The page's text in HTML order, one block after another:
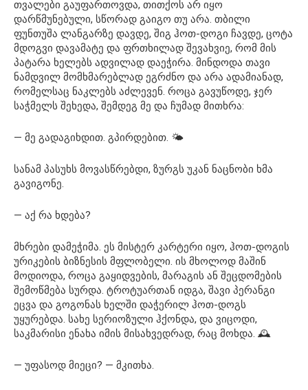
თვალები გაუფართოვდა, თითქოს არ იყო
დარწმუნებული, სწორად გაიგო თუ არა. თბილი
ფუნთუშა ლანგარზე დავდე, შიგ ჰოთ-დოგი ჩავდე, ცოტა
მდოგვი დავამატე და ფრთხილად შევახვიე, რომ მის
პატარა ხელებს ადვილად დაეჭირა. მინდოდა თავი
ნამდვილ მომხმარებლად ეგრძნო და არა ადამიანად,
რომელსაც ნაკლებს აძლევენ. როცა გავუწოდე, ჯერ
საჭმელს შეხედა, შემდეგ მე და ჩუმად მითხრა:
— მე გადაგიხდით. გპირდებით. 🌤️
სანამ პასუხს მოვასწრებდი, ზურგს უკან ნაცნობი ხმა
გავიგონე.
— აქ რა ხდება?
მხრები დამეჭიმა. ეს მისტერ კარტერი იყო, ჰოთ-დოგის
ურიკების ბიზნესის მფლობელი. ის მხოლოდ მაშინ
მოდიოდა, როცა გაყიდვების, მარაგის ან შეცდომების
შემოწმება სურდა. ტროტუართან იდგა, შავი პერანგი
ეცვა და გოგონას ხელში დაჭერილ ჰოთ-დოგს
უყურებდა. სახე სერიოზული ჰქონდა, და ვიცოდი,
საკმარისი ენახა იმის მისახვედრად, რაც მოხდა. 🕰️
— უფასოდ მიეცი? — მკითხა.